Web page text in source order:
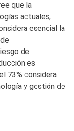
que la
actuales,
esencial la
de
es
73% considera
y gestión de